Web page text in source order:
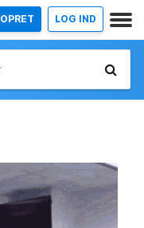
OPRET LOG IND